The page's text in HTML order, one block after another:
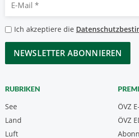
Mail
*
Datenschutzbestimmungen
*
Ich akzeptiere die
CAPTCHA
RUBRIKEN
See
Land
Luft
ÖVZ
ÖVZ